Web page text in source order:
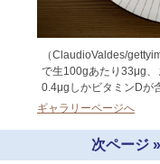
（ClaudioValdes/
で生100gあたり33μg、
0.4μgしかビタミンDが
ギャラリーページへ
次ページ